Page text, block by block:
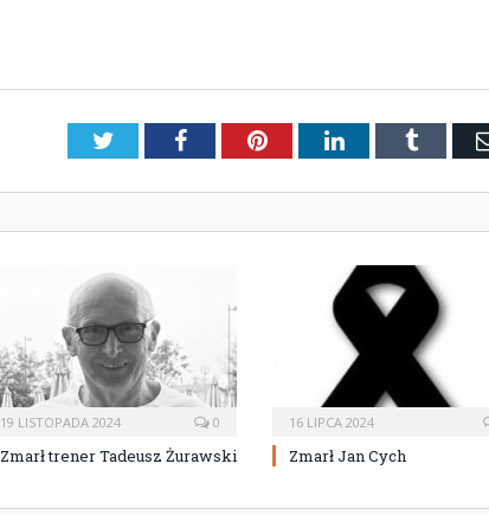
TwitterFacebookPinterestLinkedInTumblr
19 LISTOPADA 2024 0
Zmarł trener Tadeusz Żurawski
16 LIPCA 2024
Zmarł Jan Cych